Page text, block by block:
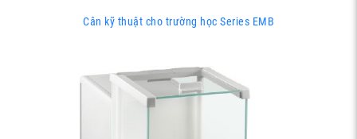
Cân kỹ thuật cho trường học Series EMB